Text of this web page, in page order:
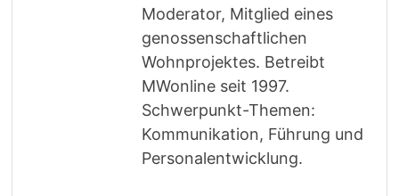
Moderator, Mitglied eines
genossenschaftlichen
Wohnprojektes. Betreibt
MWonline seit 1997.
Schwerpunkt-Themen:
Kommunikation, Führung und
Personalentwicklung.